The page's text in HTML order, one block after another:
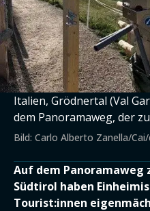
Italien, Grödnertal (Val
dem Panoramaweg, der
Bild: Carlo Alberto Zanella/
Auf dem Panoramaweg
Südtirol haben
Tourist:innen